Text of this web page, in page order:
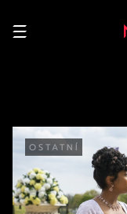
OSTATNÍ